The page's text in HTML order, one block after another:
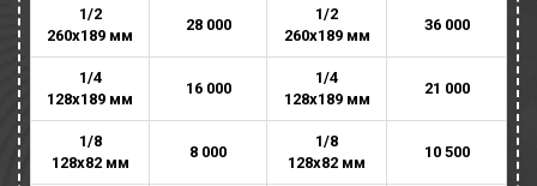
1/2
260х189 мм
28 000
1/2
260х189 мм
36 000
1/4
128х189 мм
16 000
1/4
128х189 мм
21 000
1/8
128х82 мм
8 000
1/8
128х82 мм
10 500